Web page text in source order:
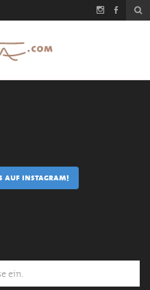
auf instagram!